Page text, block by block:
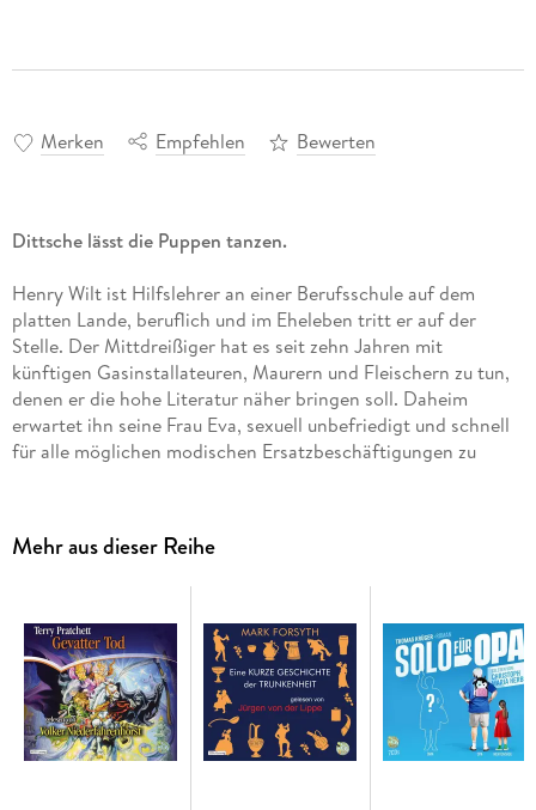
Merken Empfehlen Bewerten
Dittsche lässt die Puppen tanzen.
Henry Wilt ist Hilfslehrer an einer Berufsschule auf dem
platten Lande, beruflich und im Eheleben tritt er auf der
Stelle. Der Mittdreißiger hat es seit zehn Jahren mit
künftigen Gasinstallateuren, Maurern und Fleischern zu tun,
denen er die hohe Literatur näher bringen soll. Daheim
erwartet ihn seine Frau Eva, sexuell unbefriedigt und schnell
für alle möglichen modischen Ersatzbeschäftigungen zu
zur Emanzipation von ihrem Gatten und lustlosen Bettmuffel.
Dass dies Wilt zum Äußersten treibt, ist nur allzu
an einer Sexpuppe, aber das hat äußerst peinliche
Nebenwirkungen. . .
(4 CDs, Laufzeit: 4h 40) CD Standard Audio Format. Lesung.
Gekürzte Ausgabe
Mehr aus dieser Reihe